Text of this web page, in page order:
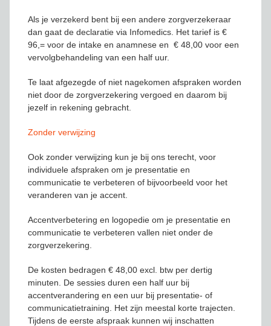
Als je verzekerd bent bij een andere zorgverzekeraar
dan gaat de declaratie via Infomedics. Het tarief is €
96,= voor de intake en anamnese en € 48,00 voor een
vervolgbehandeling van een half uur.
Te laat afgezegde of niet nagekomen afspraken worden
niet door de zorgverzekering vergoed en daarom bij
jezelf in rekening gebracht.
Zonder verwijzing
Ook zonder verwijzing kun je bij ons terecht, voor
individuele afspraken om je presentatie en
communicatie te verbeteren of bijvoorbeeld voor het
veranderen van je accent.
Accentverbetering en logopedie om je presentatie en
communicatie te verbeteren vallen niet onder de
zorgverzekering.
De kosten bedragen € 48,00 excl. btw per dertig
minuten. De sessies duren een half uur bij
accentverandering en een uur bij presentatie- of
communicatietraining. Het zijn meestal korte trajecten.
Tijdens de eerste afspraak kunnen wij inschatten